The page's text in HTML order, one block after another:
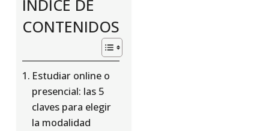
ÍNDICE DE
CONTENIDOS
Estudiar online o
presencial: las 5
claves para elegir
la modalidad